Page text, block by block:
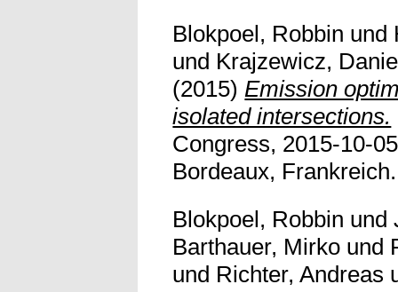
Blokpoel, Robbin und
und Krajzewicz,
(2015) Emission
isolated intersections.
Congress, 2015-10-
Bordeaux, Frankreich.
Blokpoel, Robbin und
Barthauer, Mirko und
und Richter, Andreas